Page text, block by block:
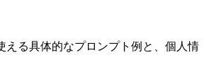
る具体的なプロンプト例と、個人情